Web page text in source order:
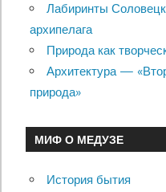
Лабиринты
архипелага
Природа как
Архитектура —
природа»
МИФ О МЕДУЗЕ
История бытия